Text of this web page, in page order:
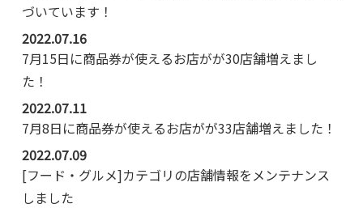
づいています！
2022.07.16
7月15日に商品券が使えるお店がが30店舗増えまし
た！
2022.07.11
7月8日に商品券が使えるお店がが33店舗増えました！
2022.07.09
[フード・グルメ]カテゴリの店舗情報をメンテナンス
しました